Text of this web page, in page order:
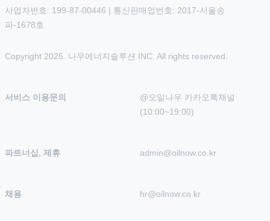
사업자번호: 199-87-00446 | 통신판매업번호: 2017-서울송
파-1678호
Copyright 2025. 나우에너지솔루션 INC. All rights reserved.
서비스 이용문의
@오일나우 카카오톡채널
(10:00~19:00)
파트너십, 제휴 admin@oilnow.co.kr
채용 hr@oilnow.co.kr